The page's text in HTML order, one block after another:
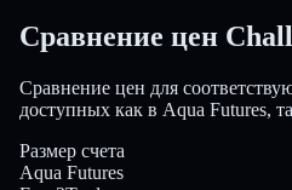
Сравнение цен
Сравнение цен для
доступных как в Aqua Futures,
Размер счета
Aqua Futures